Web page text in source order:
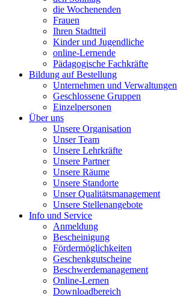
die Wochenenden
Frauen
Ihren Stadtteil
Kinder und Jugendliche
online-Lernende
Pädagogische Fachkräfte
Bildung auf Bestellung
Unternehmen und Verwaltungen
Geschlossene Gruppen
Einzelpersonen
Über uns
Unsere Organisation
Unser Team
Unsere Lehrkräfte
Unsere Partner
Unsere Räume
Unsere Standorte
Unser Qualitätsmanagement
Unsere Stellenangebote
Info und Service
Anmeldung
Bescheinigung
Fördermöglichkeiten
Geschenkgutscheine
Beschwerdemanagement
Online-Lernen
Downloadbereich